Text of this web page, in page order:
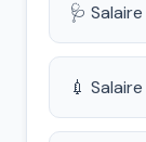
🩺
💉